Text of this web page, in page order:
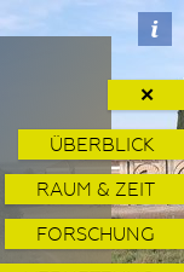
✕
ÜBERBLICK
RAUM & ZEIT
FORSCHUNG